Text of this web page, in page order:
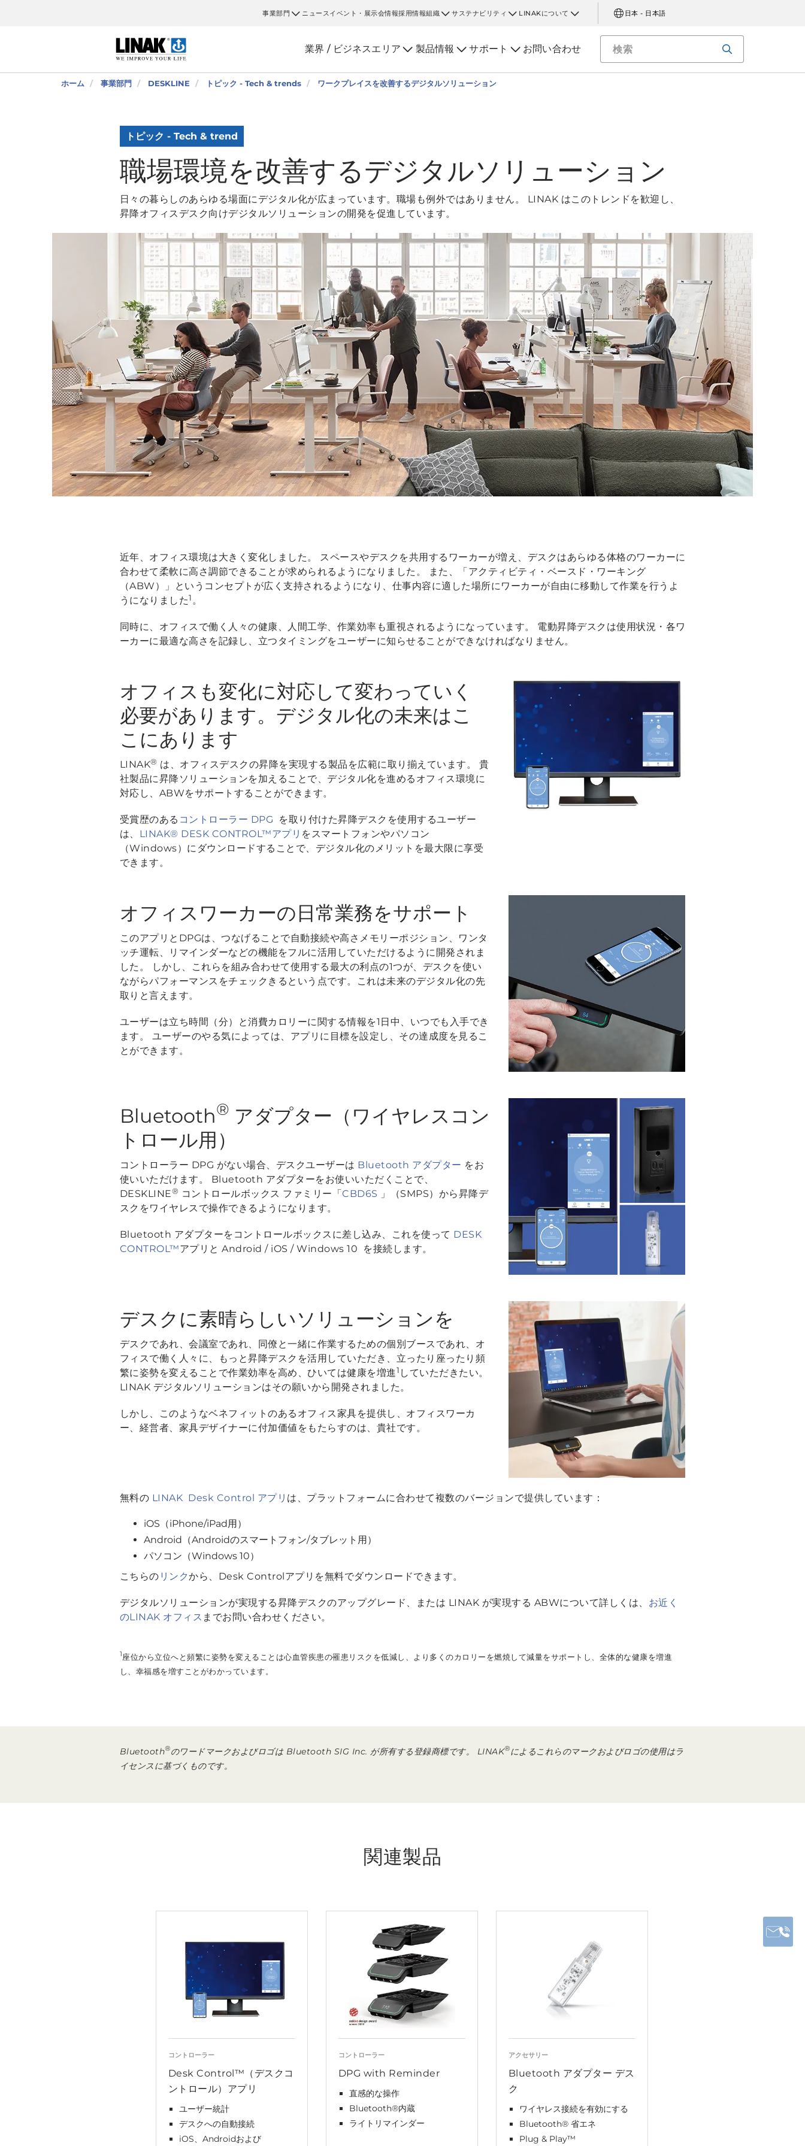
事業部門 ニュース イベント・展示会情報採用情報組織 サステナビリティ LINAKについて 日本 - 日本語
業界 / ビジネスエリア 製品情報 サポート お問い合わせ
ホーム 事業部門 DESKLINE トピック - Tech & trends ワークプレイスを改善するデジタルソリューション
トピック - Tech & trend
職場環境を改善するデジタルソリューション
日々の暮らしのあらゆる場面にデジタル化が広まっています。職場も例外ではありません。 LINAK はこのトレンドを歓迎し、
昇降オフィスデスク向けデジタルソリューションの開発を促進しています。
近年、オフィス環境は大きく変化しました。 スペースやデスクを共用するワーカーが増え、デスクはあらゆる体格のワーカーに
合わせて柔軟に高さ調節できることが求められるようになりました。 また、「アクティビティ・ベースド・ワーキング
（ABW）」というコンセプトが広く支持されるようになり、仕事内容に適した場所にワーカーが自由に移動して作業を行うよ
うになりました1。
同時に、オフィスで働く人々の健康、人間工学、作業効率も重視されるようになっています。 電動昇降デスクは使用状況・各ワ
ーカーに最適な高さを記録し、立つタイミングをユーザーに知らせることができなければなりません。
オフィスも変化に対応して変わっていく
必要があります。デジタル化の未来はこ
こにあります
LINAK® は、オフィスデスクの昇降を実現する製品を広範に取り揃えています。 貴
社製品に昇降ソリューションを加えることで、デジタル化を進めるオフィス環境に
対応し、ABWをサポートすることができます。
受賞歴のある コントローラー DPG を取り付けた昇降デスクを使用するユーザー
は、 LINAK® DESK CONTROL™アプリ をスマートフォンやパソコン
（Windows）にダウンロードすることで、デジタル化のメリットを最大限に享受
できます。
オフィスワーカーの日常業務をサポート
このアプリとDPGは、つなげることで自動接続や高さメモリーポジション、ワンタ
ッチ運転、リマインダーなどの機能をフルに活用していただけるように開発されま
した。 しかし、これらを組み合わせて使用する最大の利点の1つが、デスクを使い
ながらパフォーマンスをチェックきるという点です。これは未来のデジタル化の先
取りと言えます。
ユーザーは立ち時間（分）と消費カロリーに関する情報を1日中、いつでも入手でき
ます。 ユーザーのやる気によっては、アプリに目標を設定し、その達成度を見るこ
とができます。
Bluetooth® アダプター（ワイヤレスコン
トロール用）
コントローラー DPG がない場合、デスクユーザーは Bluetooth アダプター をお
使いいただけます。 Bluetooth アダプターをお使いいただくことで、
DESKLINE® コントロールボックス ファミリー「CBD6S 」（SMPS）から昇降デ
スクをワイヤレスで操作できるようになります。
Bluetooth アダプターをコントロールボックスに差し込み、これを使って DESK
CONTROL™アプリと Android / iOS / Windows 10 を接続します。
デスクに素晴らしいソリューションを
デスクであれ、会議室であれ、同僚と一緒に作業するための個別ブースであれ、オ
フィスで働く人々に、もっと昇降デスクを活用していただき、立ったり座ったり頻
繁に姿勢を変えることで作業効率を高め、ひいては健康を増進1 していただきたい。
LINAK デジタルソリューションはその願いから開発されました。
しかし、このようなベネフィットのあるオフィス家具を提供し、オフィスワーカ
ー、経営者、家具デザイナーに付加価値をもたらすのは、貴社です。
無料の LINAK Desk Control アプリ は、プラットフォームに合わせて複数のバージョンで提供しています：
iOS（iPhone/iPad用）
Android（Androidのスマートフォン/タブレット用）
パソコン（Windows 10）
こちらの リンクから、Desk Controlアプリを無料でダウンロードできます。
デジタルソリューションが実現する昇降デスクのアップグレード、または LINAK が実現する ABWについて詳しくは、 お近く
のLINAK オフィス までお問い合わせください。
1座位から立位へと頻繁に姿勢を変えることは心血管疾患の罹患リスクを低減し、より多くのカロリーを燃焼して減量をサポートし、全体的な健康を増進
し、幸福感を増すことがわかっています。
Bluetooth®のワードマークおよびロゴは Bluetooth SIG Inc. が所有する登録商標です。 LINAK®によるこれらのマークおよびロゴの使用はラ
イセンスに基づくものです。
関連製品
コントローラー
Desk Control™（デスクコ
ントロール）アプリ
ユーザー統計
デスクへの自動接続
iOS、Androidおよび
コントローラー
DPG with Reminder
直感的な操作
Bluetooth®内蔵
ライトリマインダー
アクセサリー
Bluetooth アダプター デス
ク
ワイヤレス接続を有効にする
Bluetooth® 省エネ
Plug & Play™